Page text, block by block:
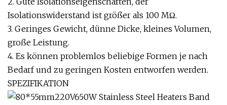
Isolationswiderstand ist größer als 100 MΩ.
3. Geringes Gewicht, dünne Dicke, kleines Volumen,
große Leistung.
4. Es können problemlos beliebige Formen je nach
Bedarf und zu geringen Kosten entworfen werden.
SPEZIFIKATION